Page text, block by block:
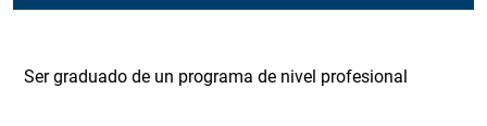
Ser graduado de un programa de nivel profesional